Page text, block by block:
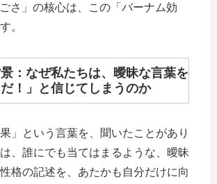
さ」の核心は、この「バーナム効
。
：なぜ私たちは、曖昧な言葉を
だ！」と信じてしまうのか
果」という言葉を、聞いたことがあり
、誰にでも当てはまるような、曖昧
格の記述を、あたかも自分だけに向